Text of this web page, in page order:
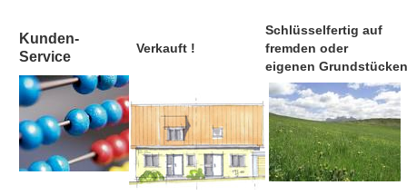
Kunden-
Service
Verkauft !
Schlüsselfertig auf
fremden oder
eigenen Grundstücken